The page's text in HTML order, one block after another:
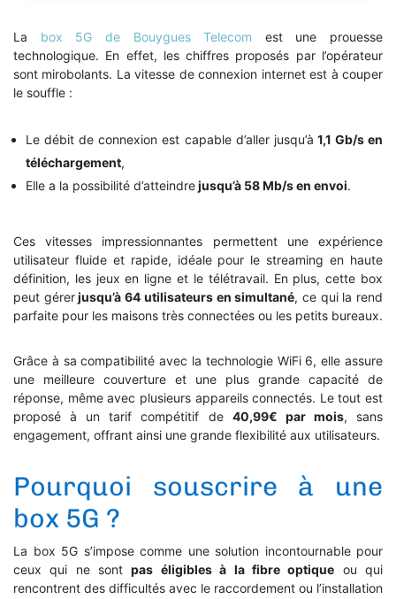
La box 5G de Bouygues Telecom est une prouesse
technologique. En effet, les chiffres proposés par l’opérateur
sont mirobolants. La vitesse de connexion internet est à couper
le souffle :
Le débit de connexion est capable d’aller jusqu’à 1,1 Gb/s en
téléchargement,
Elle a la possibilité d’atteindrejusqu’à 58 Mb/s en envoi.
Ces vitesses impressionnantes permettent une expérience
utilisateur fluide et rapide, idéale pour le streaming en haute
définition, les jeux en ligne et le télétravail. En plus, cette box
peut gérerjusqu’à 64 utilisateurs en simultané, ce qui la rend
parfaite pour les maisons très connectées ou les petits bureaux.
Grâce à sa compatibilité avec la technologie WiFi 6, elle assure
une meilleure couverture et une plus grande capacité de
réponse, même avec plusieurs appareils connectés. Le tout est
proposé à un tarif compétitif de 40,99€ par mois, sans
engagement, offrant ainsi une grande flexibilité aux utilisateurs.
Pourquoi souscrire à une
box 5G ?
La box 5G s’impose comme une solution incontournable pour
ceux qui ne sontpas éligibles à la fibre optique ou qui
rencontrent des difficultés avec le raccordement ou l’installation